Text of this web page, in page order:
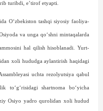
turibdi, e’tirof etyapti.
O‘zbekiston tashqi siyosiy faoliya­
va unga qo‘shni mintaqalarda
hal qilish hisoblanadi. Yurt­
xoli hududga aylantirish haqidagi
uchta rezolyutsiya qabul
shartnoma bo‘yicha
Osiyo yadro qurolidan xoli hudud